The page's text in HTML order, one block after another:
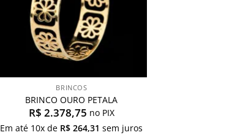
BRINCOS
BRINCO OURO PETALA
R$ 2.378,75 no PIX
Em até 10x de R$ 264,31 sem juros